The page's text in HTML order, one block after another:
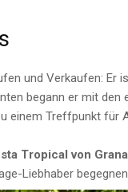
und Verkaufen: Er
begann er mit den
einem Treffpunkt für
Tropical von
Liebhaber